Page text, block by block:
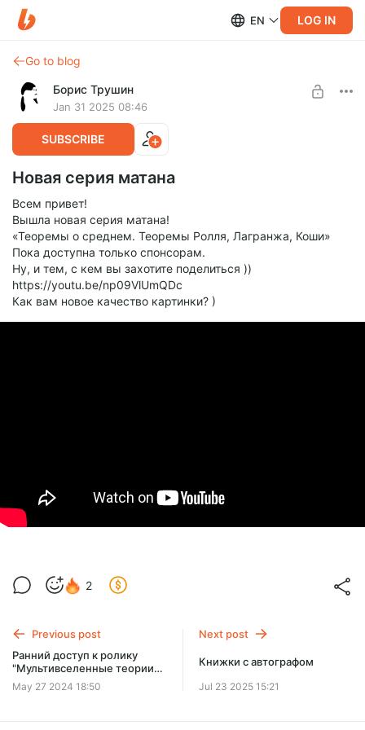
EN LOG IN
Go to blog
Борис Трушин
Jan 31 2025 08:46
SUBSCRIBE
Новая серия матана
Всем привет!
Вышла новая серия матана!
«Теоремы о среднем. Теоремы Ролля, Лагранжа, Коши»
Пока доступна только спонсорам.
Ну, и тем, с кем вы захотите поделиться ))
https://youtu.be/np09VlUmQDc
Как вам новое качество картинки? )
2
Previous post
Ранний доступ к ролику
"Мультивселенные теории
вероятностей"
May 27 2024 18:50
Next post
Книжки с автографом
Jul 23 2025 15:21